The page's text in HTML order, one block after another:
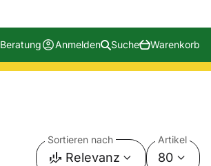
Beratung Anmelden Suche Warenkorb
Sortieren nach
Relevanz
Artikel
80